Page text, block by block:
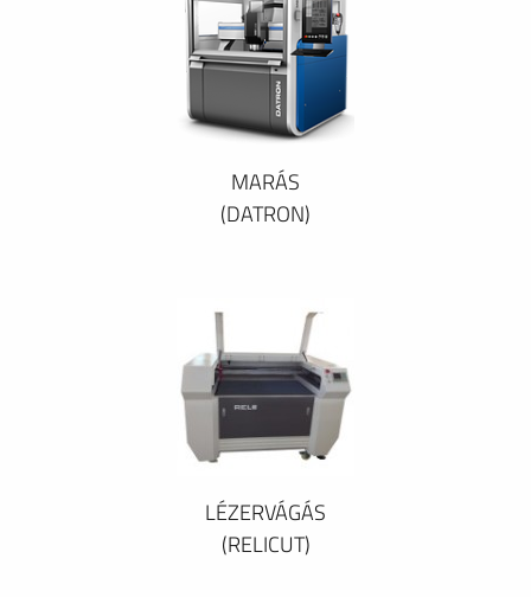
MARÁS
(DATRON)
LÉZERVÁGÁS
(RELICUT)